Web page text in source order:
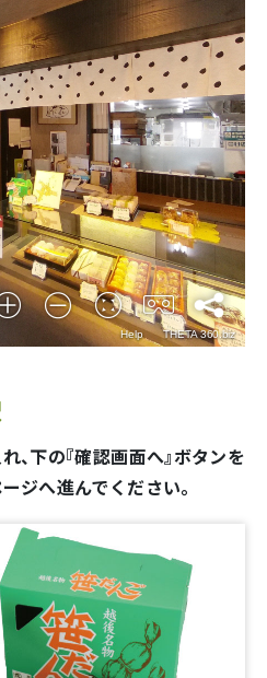
下の『確認画面へ』ボタンを
ジへ進んでください。